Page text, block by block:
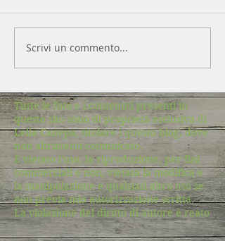
Scrivi un commento...
Tutte le foto e i contenuti presenti in
questo sito sono di proprietà esclusiva di
Lella Canepa, titolare i questo blog, dove
non altrimenti comunicato.
È vietato l'uso, la riproduzione, per fini
commerciali e non, vietata la modifica e
la manipolazione e qualsiasi altro uso se
non previa mia autorizzazione scritta.
La violazione del diritto di autore è reato